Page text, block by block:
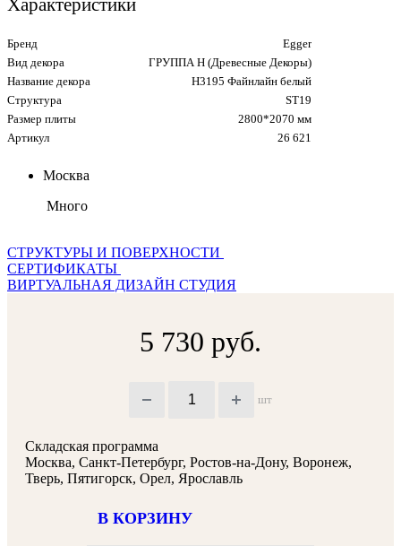
Характеристики
Бренд
Egger
Вид декора
ГРУППА Н (Древесные Декоры)
Название декора
H3195 Файнлайн белый
Структура
ST19
Размер плиты
2800*2070 мм
Артикул
26 621
Москва
Много
СТРУКТУРЫ И ПОВЕРХНОСТИ
СЕРТИФИКАТЫ
ВИРТУАЛЬНАЯ ДИЗАЙН СТУДИЯ
5 730 руб.
шт
Складская программа
Москва, Санкт-Петербург, Ростов-на-Дону, Воронеж,
Тверь, Пятигорск, Орел, Ярославль
В КОРЗИНУ